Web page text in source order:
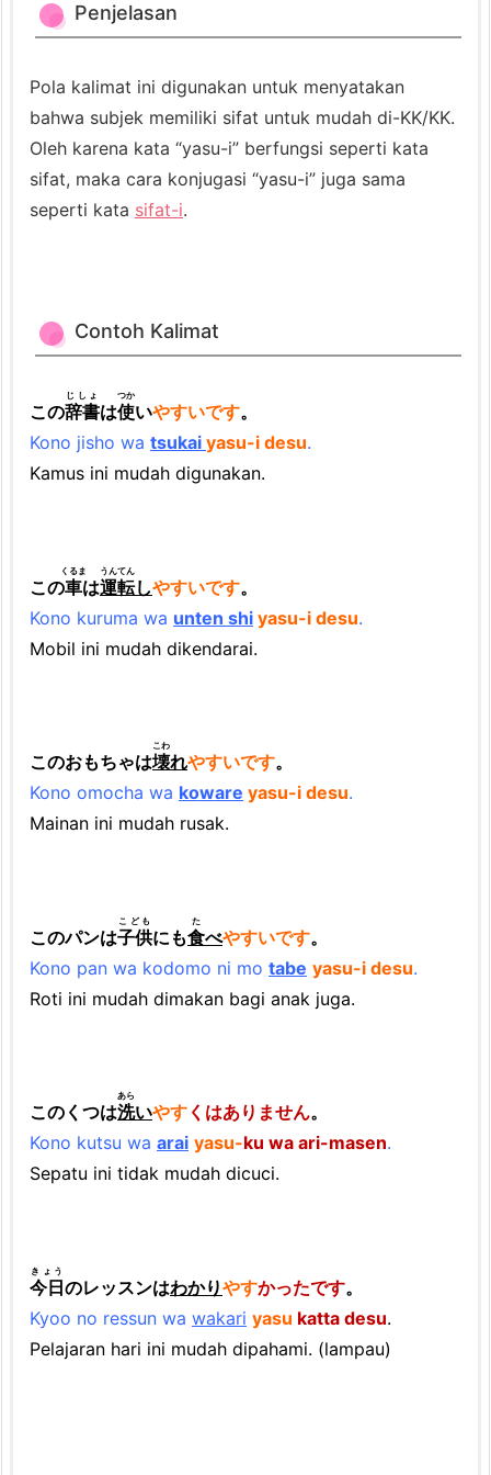
P
n
j
e
l
a
1.
3.
C
o
n
t
K
a
l
t
2.
2.
e
n
t
M
a
s
i
k
u
Penjelasan
Pola kalimat ini digunakan untuk menyatakan
bahwa subjek memiliki sifat untuk mudah di-KK/KK.
Oleh karena kata “yasu-i” berfungsi seperti kata
sifat, maka cara konjugasi “yasu-i” juga sama
seperti kata sifat-i.
Contoh Kalimat
この辞書
じしょ
は使
つか
いやすいです。
Kono jisho wa tsukai yasu-i desu.
Kamus ini mudah digunakan.
この車
くるま
は運転
うんてん
しやすいです。
Kono kuruma wa unten shi yasu-i desu.
Mobil ini mudah dikendarai.
このおもちゃは壊
こわ
れやすいです。
Kono omocha wa koware yasu-i desu.
Mainan ini mudah rusak.
このパンは子供
こども
にも食
た
べやすいです。
Kono pan wa kodomo ni mo tabe yasu-i desu.
Roti ini mudah dimakan bagi anak juga.
このくつは洗
あら
いやす くはありません。
Kono kutsu wa arai yasu-ku wa ari-masen.
Sepatu ini tidak mudah dicuci.
今日
きょう
のレッスンはわかりやすかったです。
Kyoo no ressun wa wakari yasu katta desu.
Pelajaran hari ini mudah dipahami. (lampau)